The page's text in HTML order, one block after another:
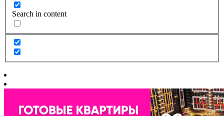
Search in content